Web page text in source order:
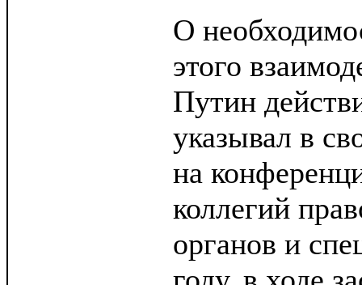
О
этого
Путин
указывал в
на
коллегий
органов и